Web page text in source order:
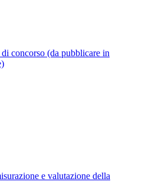
concorso (da pubblicare in
e valutazione della